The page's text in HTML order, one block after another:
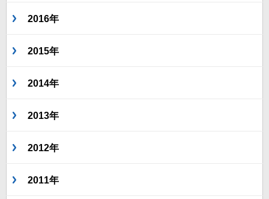
2016年
2015年
2014年
2013年
2012年
2011年